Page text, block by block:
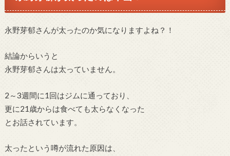
永野芽郁さんが太ったのか気になりますよね？！
結論からいうと
永野芽郁さんは太っていません。
2～3週間に1回はジムに通っており、
更に21歳からは食べても太らなくなった
とお話されています。
太ったという噂が流れた原因は、